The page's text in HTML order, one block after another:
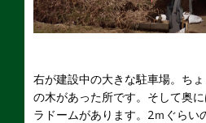
右が建設中の大きな駐車場。ち
の木があった所です。そして奥
ラドームがあります。2ｍぐらい